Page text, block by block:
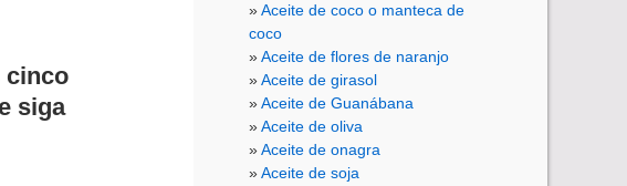
cinco
siga
Aceite de coco o manteca de
coco
Aceite de flores de naranjo
Aceite de girasol
Aceite de Guanábana
Aceite de oliva
Aceite de onagra
Aceite de soja